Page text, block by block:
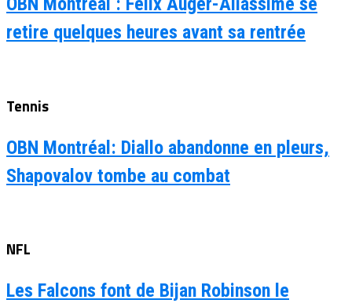
retire quelques heures avant sa rentrée
Tennis
OBN Montréal: Diallo abandonne en pleurs,
Shapovalov tombe au combat
NFL
Les Falcons font de Bijan Robinson le